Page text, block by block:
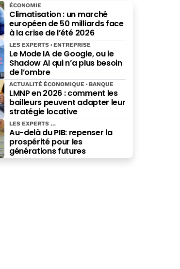
Climatisation : un marché
européen de 50 milliards face
à la crise de l’été 2026
ÉCONOMIE
Le Mode IA de Google, ou le
Shadow AI qui n’a plus besoin
de l’ombre
LES EXPERTS ENTREPRISE
LMNP en 2026 : comment les
bailleurs peuvent adapter leur
stratégie locative
ACTUALITÉ ÉCONOMIQUE BANQUE
Au-delà du PIB: repenser la
prospérité pour les
générations futures
LES EXPERTS